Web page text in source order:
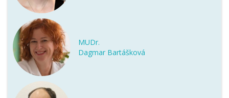
MUDr.
Dagmar Bartášková